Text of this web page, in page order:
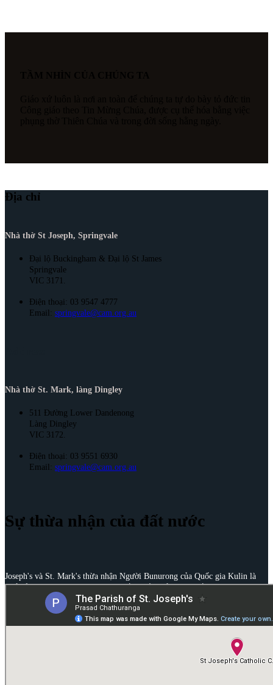
Địa chỉ
Nhà thờ St Joseph, Springvale
Đại lộ Buckingham & Đại lộ St James
Springvale
VIC 3171.
Điện thoại: 03 9547 4777
Email: springvale@cam.org.au
Nhà thờ St. Mark, làng Dingley
511 Đường Lower Dandenong
Làng Dingley
VIC 3172.
Điện thoại: 03 9551 6930
Email: springvale@cam.org.au
Sự thừa nhận của đất nước
Joseph's và St. Mark's thừa nhận Người Bunurong của Quốc gia Kulin là
Chủ sở hữu và Người trông coi truyền thống của vùng đất này. Chúng tôi
bày tỏ lòng kính trọng đối với những Người cao tuổi trong quá khứ, hiện
tại và những người mới nổi tiếng của họ.